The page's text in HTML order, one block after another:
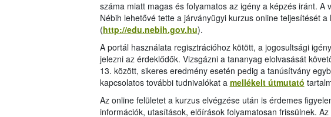
száma miatt magas és folyamatos az igény a képzés iránt.
Nébih lehetővé tette a járványügyi kurzus online teljesítését
(http://edu.nebih.gov.hu).
A portál használata regisztrációhoz kötött, a jogosultsági
jelezni az érdeklődők. Vizsgázni a tananyag elolvasását
13. között, sikeres eredmény esetén pedig a tanúsítvány
kapcsolatos további tudnivalókat a mellékelt útmutató
Az online felületet a kurzus elvégzése után is érdemes
információk, utasítások, előírások folyamatosan frissülnek.